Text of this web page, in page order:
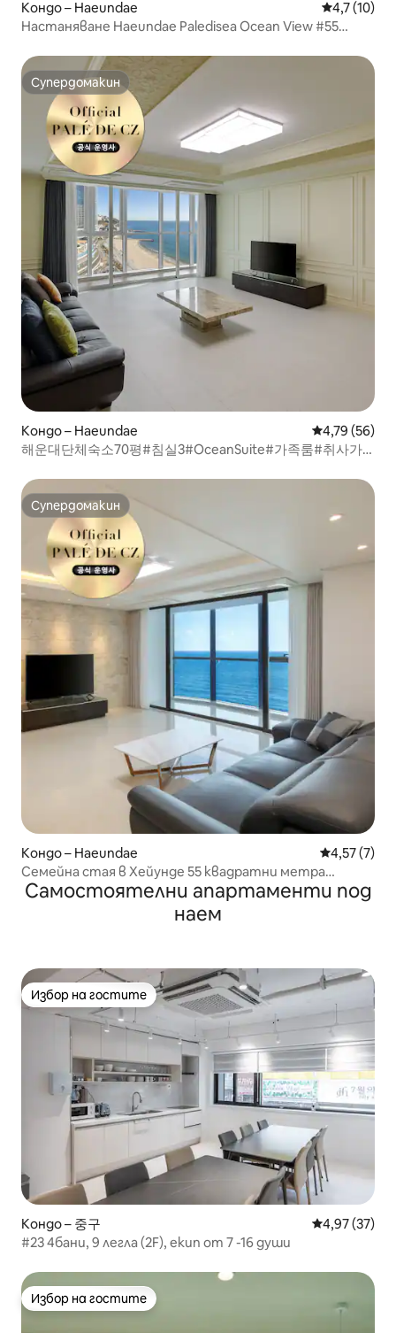
Кондо – Haeundae Средна
4,7 (10)
Настаняване Haeundae Paledisea Ocean View #55
#BeachfrontStay #DL2
Супердомакин
Супердомакин
Кондо – Haeundae Средна
4,79 (56)
해운대단체숙소70평#침실3#OceanSuite#가족룸#취사가
Супердомакин
Супердомакин
Кондо – Haeundae Средна
4,57 (7)
Семейна стая в Хейунде 55 квадратни метра
#Бякасан 10 секунди #Мипо #3 спални #Възможност
за готвене #Групово настаняване #DL1
Самостоятелни апартаменти под
наем
Избор на гостите
Избор на гостите
Кондо – 중구 Средна
4,97 (37)
#23 4бани, 9 легла (2F), екип от 7 -16 души
Избор на гостите
Избор на гостите